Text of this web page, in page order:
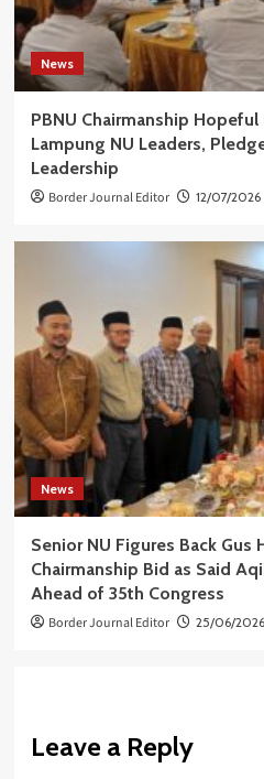
News
PBNU Chairmanship Hopeful
Lampung NU Leaders,
Leadership
Border Journal Editor 12/07/2026
News
Senior NU Figures Back Gus
Chairmanship Bid as Said
Ahead of 35th Congress
Border Journal Editor 25/06/2026
Leave a Reply